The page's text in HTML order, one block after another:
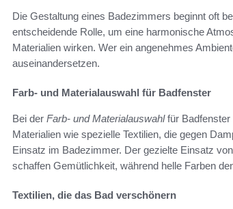
Die Gestaltung eines Badezimmers beginnt oft
entscheidende Rolle, um eine harmonische
Materialien wirken. Wer ein angenehmes
auseinandersetzen.
Farb- und Materialauswahl für Badfenster
Bei der Farb- und Materialauswahlfür Badfenster
Materialien wie spezielle Textilien, die gegen
Einsatz im Badezimmer. Der gezielte Einsatz
schaffen Gemütlichkeit, während helle Farben
Textilien, die das Bad verschönern